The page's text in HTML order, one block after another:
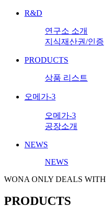
R&D
연구소 소개
지식재산권/인증
PRODUCTS
상품 리스트
오메가-3
오메가-3
공장소개
NEWS
NEWS
WONA ONLY DEALS WITH
PRODUCTS